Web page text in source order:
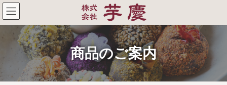
コ
ン
テ
ッ
ナ
ビ
ゲ
移
商品のご案内